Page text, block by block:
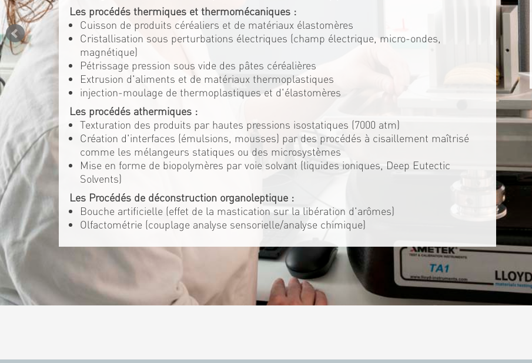
Les procédés thermiques et thermomécaniques :
Cuisson de produits céréaliers et de matériaux élastomères
Cristallisation sous perturbations électriques (champ électrique, micro-ondes,
magnétique)
Pétrissage pression sous vide des pâtes céréalières
Extrusion d'aliments et de matériaux thermoplastiques
injection-moulage de thermoplastiques et d'élastomères
Les procédés athermiques :
Texturation des produits par hautes pressions isostatiques (7000 atm)
Création d'interfaces (émulsions, mousses) par des procédés à cisaillement maîtrisé
comme les mélangeurs statiques ou des microsystèmes
Mise en forme de biopolymères par voie solvant (liquides ioniques, Deep Eutectic
Solvents)
Les Procédés de déconstruction organoleptique :
Bouche artificielle (effet de la mastication sur la libération d'arômes)
Olfactométrie (couplage analyse sensorielle/analyse chimique)